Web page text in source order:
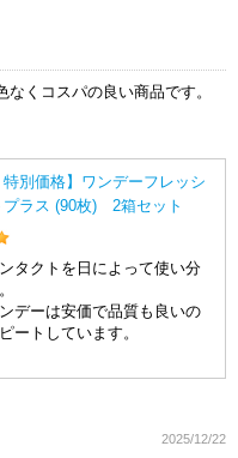
くコスパの良い商品です。
特別価格】ワンデーフレッシ
プラス (90枚) 2箱セット
タクトを日によって使い分
デーは安価で品質も良いの
ートしています。
2025/12/22